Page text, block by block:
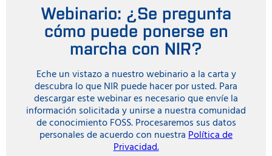
Webinario: ¿Se pregunta
cómo puede ponerse en
marcha con NIR?
Eche un vistazo a nuestro webinario a la carta y
descubra lo que NIR puede hacer por usted. Para
descargar este webinar es necesario que envíe la
información solicitada y unirse a nuestra comunidad
de conocimiento FOSS. Procesaremos sus datos
personales de acuerdo con nuestraPolítica de
Privacidad.